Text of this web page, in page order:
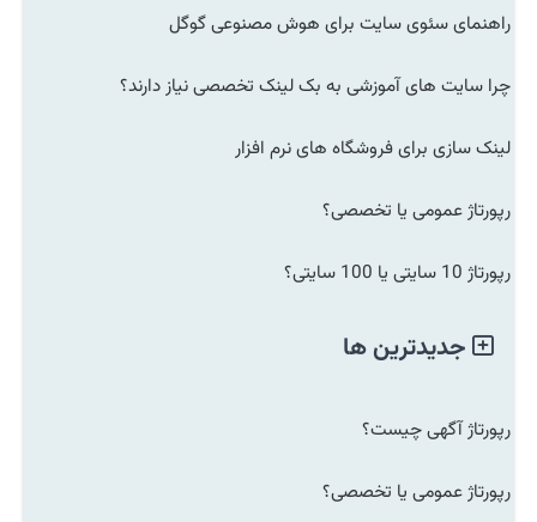
راهنمای سئوی سایت برای هوش مصنوعی گوگل
چرا سایت های آموزشی به بک لینک تخصصی نیاز دارند؟
لینک سازی برای فروشگاه های نرم افزار
رپورتاژ عمومی یا تخصصی؟
رپورتاژ 10 سایتی یا 100 سایتی؟
جدیدترین ها
رپورتاژ آگهی چیست؟
رپورتاژ عمومی یا تخصصی؟